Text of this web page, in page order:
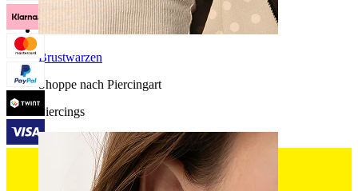
Brustwarzen
Shoppe nach Piercingart
Piercings